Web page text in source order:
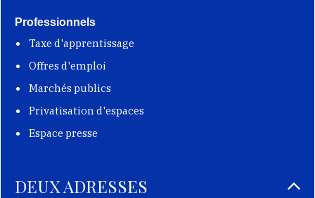
Professionnels
Taxe d'apprentissage
Offres d'emploi
Marchés publics
Privatisation d'espaces
Espace presse
DEUX ADRESSES